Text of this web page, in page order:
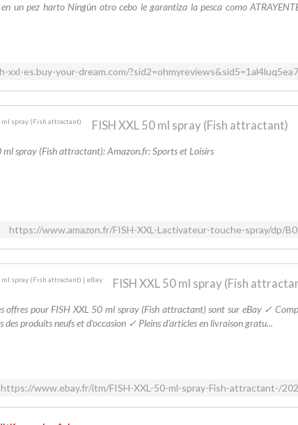
un pez harto Ningún otro cebo le garantiza la pesca como
xxl-es.buy-your-dream.com/
FISH XXL 50 ml spray (Fish attractant)
ml spray (Fish attractant): Amazon.fr: Sports et Loisirs
https://www.amazon.fr/FISH-XXL-Lactivateur-touche-spray/dp/
FISH XXL 50 ml spray (Fish
offres pour FISH XXL 50 ml spray (Fish attractant) sont sur eBay ✓
des produits neufs et d'occasion ✓ Pleins d'articles en livraison gratu...
https://www.ebay.fr/itm/FISH-XXL-50-ml-spray-Fish-attractant-/